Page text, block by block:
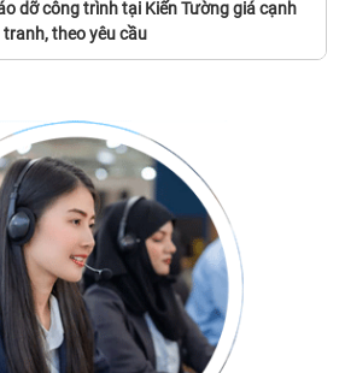
dỡ công trình tại Kiến Tường giá cạnh
tranh, theo yêu cầu